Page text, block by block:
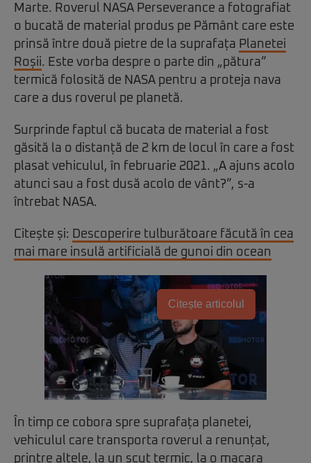
Marte. Roverul NASA Perseverance a fotografiat
o bucată de material produs pe Pământ care este
prinsă între două pietre de la suprafața Planetei
Roșii. Este vorba despre o parte din „pătura”
termică folosită de NASA pentru a proteja nava
care a dus roverul pe planetă.
Surprinde faptul că bucata de material a fost
găsită la o distanță de 2 km de locul în care a fost
plasat vehiculul, în februarie 2021. „A ajuns acolo
atunci sau a fost dusă acolo de vânt?”, s-a
întrebat NASA.
Citește și: Descoperire tulburătoare făcută în cea
mai mare insulă artificială de gunoi din ocean
Citește articolul
În timp ce cobora spre suprafața planetei,
vehiculul care transporta roverul a renunțat,
printre altele, la un scut termic, la o macara